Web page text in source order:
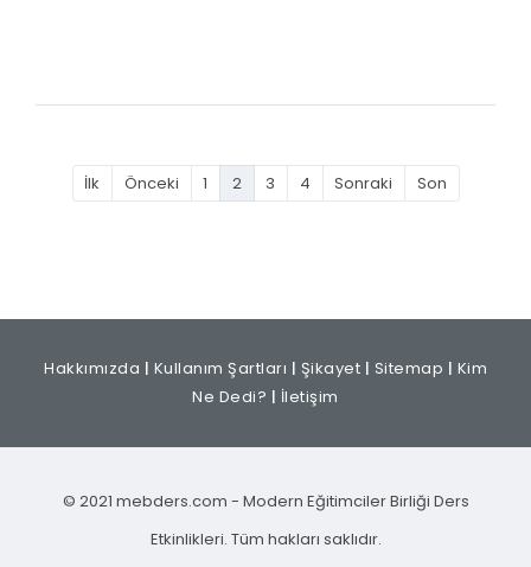
İlk Önceki 1 2 3 4 Sonraki Son
Hakkımızda | Kullanım Şartları | Şikayet | Sitemap | Kim
Ne Dedi? | İletişim
© 2021 mebders.com - Modern Eğitimciler Birliği Ders
Etkinlikleri. Tüm hakları saklıdır.